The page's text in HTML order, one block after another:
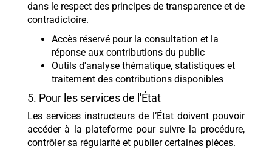
dans le respect des principes de transparence et de
contradictoire.
Accès réservé pour la consultation et la
réponse aux contributions du public
Outils d'analyse thématique, statistiques et
traitement des contributions disponibles
5. Pour les services de l'État
Les services instructeurs de l’État doivent pouvoir
accéder à la plateforme pour suivre la procédure,
contrôler sa régularité et publier certaines pièces.